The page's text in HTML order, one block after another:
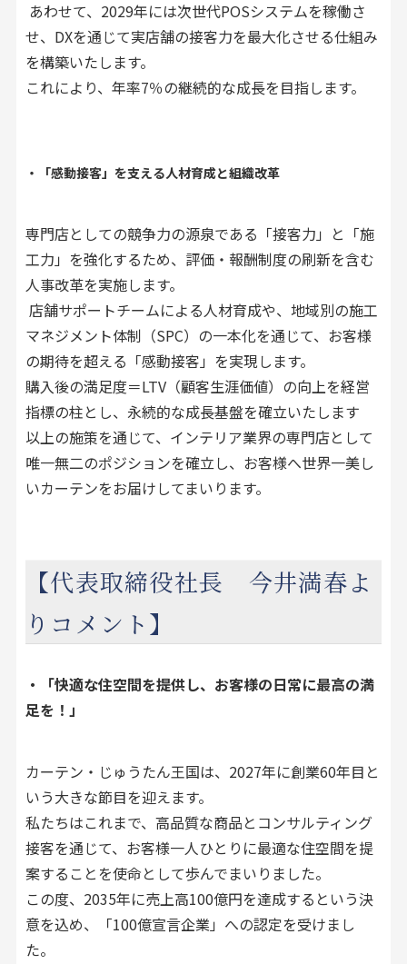
あわせて、2029年には次世代POSシステムを稼働さ
せ、DXを通じて実店舗の接客力を最大化させる仕組み
を構築いたします。
これにより、年率7％の継続的な成長を目指します。
・「感動接客」を支える人材育成と組織改革
専門店としての競争力の源泉である「接客力」と「施
工力」を強化するため、評価・報酬制度の刷新を含む
人事改革を実施します。
店舗サポートチームによる人材育成や、地域別の施工
マネジメント体制（SPC）の一本化を通じて、お客様
の期待を超える「感動接客」を実現します。
購入後の満足度＝LTV（顧客生涯価値）の向上を経営
指標の柱とし、永続的な成長基盤を確立いたします
以上の施策を通じて、インテリア業界の専門店として
唯一無二のポジションを確立し、お客様へ世界一美し
いカーテンをお届けしてまいります。
【代表取締役社長 今井満春よ
りコメント】
・「快適な住空間を提供し、お客様の日常に最高の満
足を！」
カーテン・じゅうたん王国は、2027年に創業60年目と
いう大きな節目を迎えます。
私たちはこれまで、高品質な商品とコンサルティング
接客を通じて、お客様一人ひとりに最適な住空間を提
案することを使命として歩んでまいりました。
この度、2035年に売上高100億円を達成するという決
意を込め、「100億宣言企業」への認定を受けまし
た。